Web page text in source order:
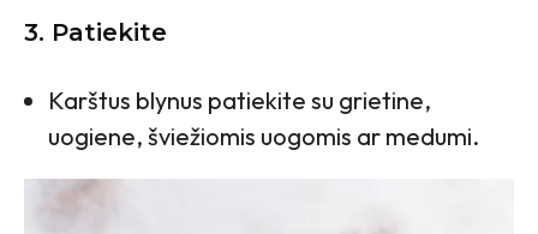
3. Patiekite
Karštus blynus patiekite su grietine,
uogiene, šviežiomis uogomis ar medumi.